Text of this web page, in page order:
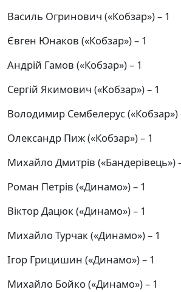
Василь Огринович («Кобзар») – 1
Євген Юнаков («Кобзар») – 1
Андрій Гамов («Кобзар») – 1
Сергій Якимович («Кобзар») – 1
Володимир Сембелерус («Кобзар»)
Олександр Пиж («Кобзар») – 1
Михайло Дмитрів («Бандерівець»)
Роман Петрів («Динамо») – 1
Віктор Дацюк («Динамо») – 1
Михайло Турчак («Динамо») – 1
Ігор Грицишин («Динамо») – 1
Михайло Бойко («Динамо») – 1